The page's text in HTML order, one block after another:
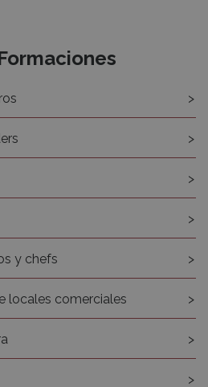
y chefs
locales comerciales